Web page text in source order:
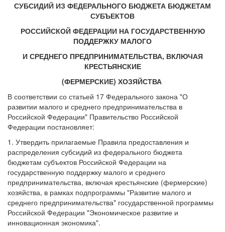
СУБСИДИЙ ИЗ ФЕДЕРАЛЬНОГО БЮДЖЕТА БЮДЖЕТАМ
СУБЪЕКТОВ
РОССИЙСКОЙ ФЕДЕРАЦИИ НА ГОСУДАРСТВЕННУЮ
ПОДДЕРЖКУ МАЛОГО
И СРЕДНЕГО ПРЕДПРИНИМАТЕЛЬСТВА, ВКЛЮЧАЯ
КРЕСТЬЯНСКИЕ
(ФЕРМЕРСКИЕ) ХОЗЯЙСТВА
В соответствии со статьей 17 Федерального закона "О
развитии малого и среднего предпринимательства в
Российской Федерации" Правительство Российской
Федерации постановляет:
1. Утвердить прилагаемые Правила предоставления и
распределения субсидий из федерального бюджета
бюджетам субъектов Российской Федерации на
государственную поддержку малого и среднего
предпринимательства, включая крестьянские (фермерские)
хозяйства, в рамках подпрограммы "Развитие малого и
среднего предпринимательства" государственной программы
Российской Федерации "Экономическое развитие и
инновационная экономика".